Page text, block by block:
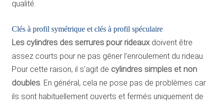
qualité.
Clés à profil symétrique et clés à profil spéculaire
Les cylindres des serrures pour rideaux doivent être
assez courts pour ne pas gêner l’enroulement du rideau.
Pour cette raison, il s’agit de cylindres simples et non
doubles . En général, cela ne pose pas de problèmes car
ils sont habituellement ouverts et fermés uniquement de